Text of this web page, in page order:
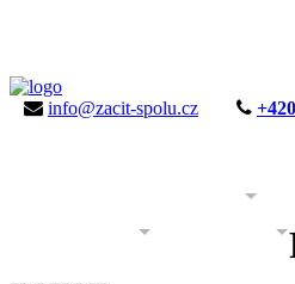
info@zacit-spolu.cz
GALERIE